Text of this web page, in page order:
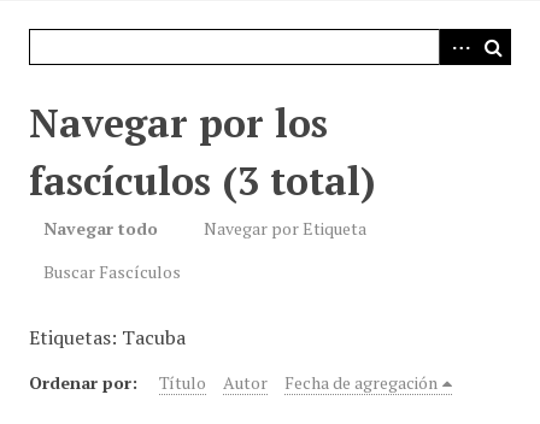
Navegar por los
fascículos (3 total)
Navegar todo
Navegar por Etiqueta
Buscar Fascículos
Etiquetas: Tacuba
Ordenar por: Título Autor Fecha de agregación